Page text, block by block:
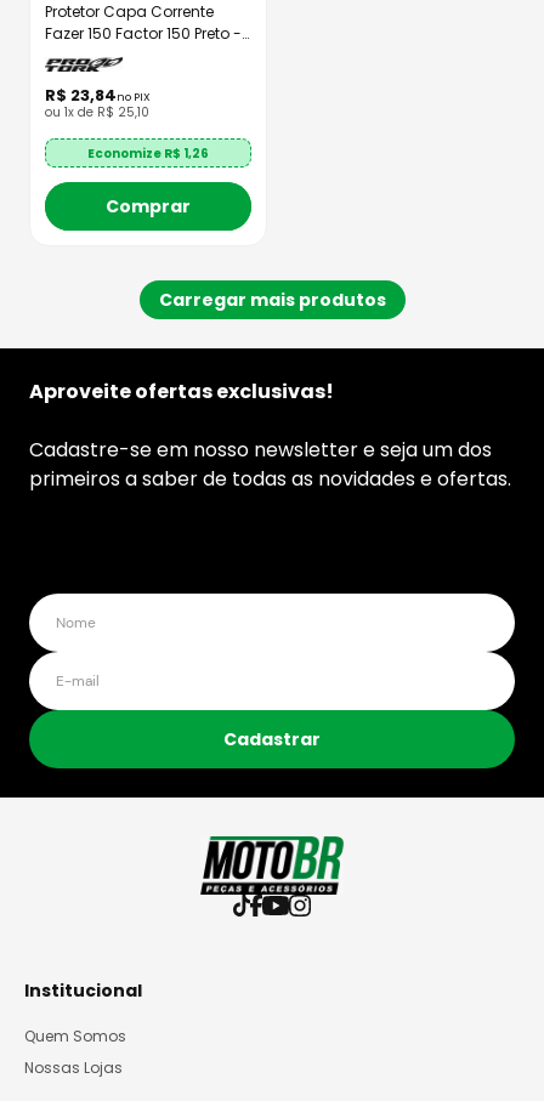
Protetor Capa Corrente
Fazer 150 Factor 150 Preto -
Pro Tork
R$ 23,84no PIX
ou 1x de R$ 25,10
Economize R$ 1,26
Comprar
Aproveite ofertas exclusivas!
Cadastre-se em nosso newsletter e seja um dos
primeiros a saber de todas as novidades e ofertas.
Cadastrar
Institucional
Quem Somos
Nossas Lojas